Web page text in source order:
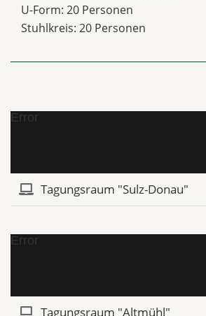
U-Form: 20 Personen
Stuhlkreis: 20 Personen
Error
Tagungsraum "Sulz-Donau"
Error
Tagungsraum "Altmühl"